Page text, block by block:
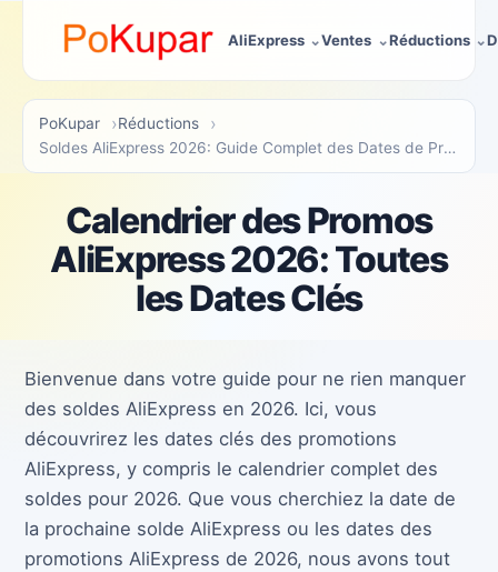
AliExpress Ventes Réductions
PoKupar
Réductions
Soldes AliExpress 2026: Guide Complet des Dates de Promotions
Calendrier des Promos
AliExpress 2026: Toutes
les Dates Clés
Bienvenue dans votre guide pour ne rien manquer
des soldes AliExpress en 2026. Ici, vous
découvrirez les dates clés des promotions
AliExpress, y compris le calendrier complet des
soldes pour 2026. Que vous cherchiez la date de
la prochaine solde AliExpress ou les dates des
promotions AliExpress de 2026, nous avons tout